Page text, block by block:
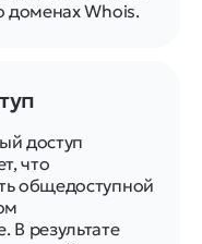
доменах Whois.
доступ
что
общедоступной
В результате